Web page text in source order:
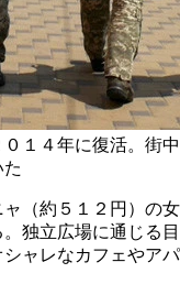
１４年に復活。街中
（約５１２円）の女
独立広場に通じる目
ャレなカフェやアパ